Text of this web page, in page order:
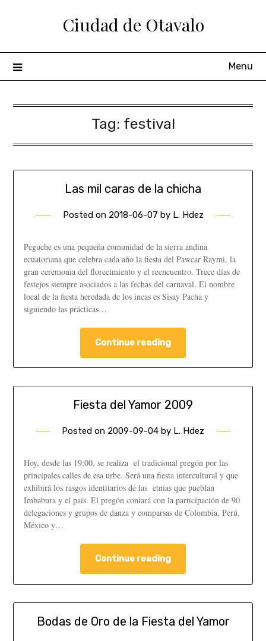
Ciudad de Otavalo
Menu
Tag: festival
Las mil caras de la chicha
Posted on 2018-06-07 by L. Hdez
Peguche es una pequeña comunidad de la sierra andina
ecuatoriana que celebra cada año la fiesta del Pawcar Raymi, la
gran ceremonia del florecimiento y el reencuentro. Trece días de
festejos siempre asociados a las fechas del carnaval. El nombre
local de la fiesta heredada de los incas es Sisay Pacha y
siguiendo las prácticas…
Continue reading
Fiesta del Yamor 2009
Posted on 2009-09-04 by L. Hdez
Hoy, desde las 19:00, se realiza el tradicional pregón por las
principales calles de esa urbe. Será una fiesta intercultural y que
exhibirá los rasgos identitarios de las etnias que pueblan
Imbabura y el país. El pregón contará con la participación de 90
delegaciones y grupos de danza y comparsas de Colombia, Perú,
México y…
Continue reading
Bodas de Oro de la Fiesta del Yamor